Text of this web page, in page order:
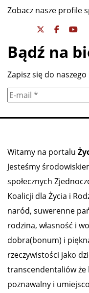
Zobacz nasze profile
Bądź na
Zapisz się do
Witamy na portalu
Jesteśmy
społecznych
Koalicji dla Życia i
naród, suwerenne
rodzina, własność i
dobra(bonum) i
rzeczywistości jako
transcendentaliów że
poznawalny i